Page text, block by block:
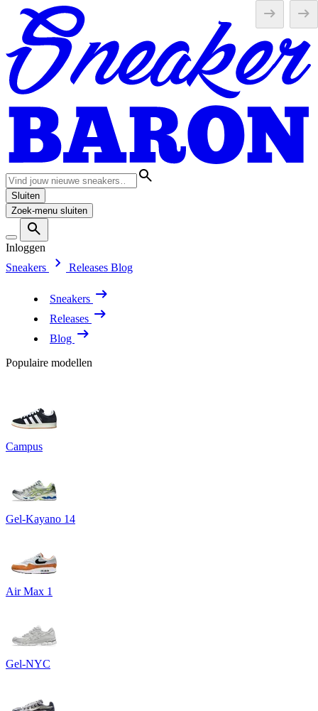
Sluiten
Zoek-menu sluiten
Inloggen
Sneakers
Releases Blog
Sneakers
Releases
Blog
Populaire modellen
Campus
Gel-Kayano 14
Air Max 1
Gel-NYC